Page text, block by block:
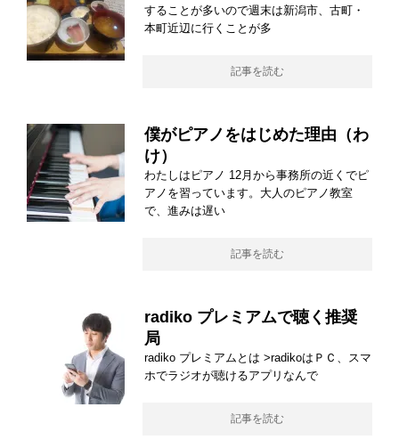
することが多いので週末は新潟市、古町・
本町近辺に行くことが多
記事を読む
僕がピアノをはじめた理由（わ
け）
わたしはピアノ 12月から事務所の近くでピ
アノを習っています。大人のピアノ教室
で、進みは遅い
記事を読む
radiko プレミアムで聴く推奨
局
radiko プレミアムとは >radikoはＰＣ、スマ
ホでラジオが聴けるアプリなんで
記事を読む